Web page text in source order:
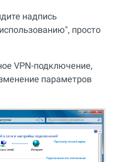
надпись
просто
VPN-подключение,
параметров